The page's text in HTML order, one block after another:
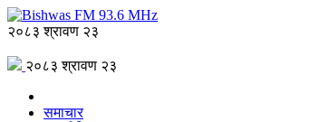
२०८३ श्रावण २३
२०८३ श्रावण २३
समाचार